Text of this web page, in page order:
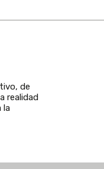
de
realidad
la